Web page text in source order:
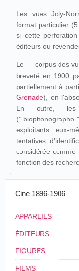
Les vues Joly-
format particulier
si cette
éditeurs ou
Le corpus des
breveté en 1900
partiellement à
Grenade), en
En outre, les
(" biophonographe
exploitants eux-
tentatives
considérée comme
fonction des
Cine 1896-1906
APPAREILS
ÉDITEURS
FIGURES
FILMS